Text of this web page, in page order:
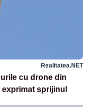
Realitatea.NET
cu drone din
sprijinul